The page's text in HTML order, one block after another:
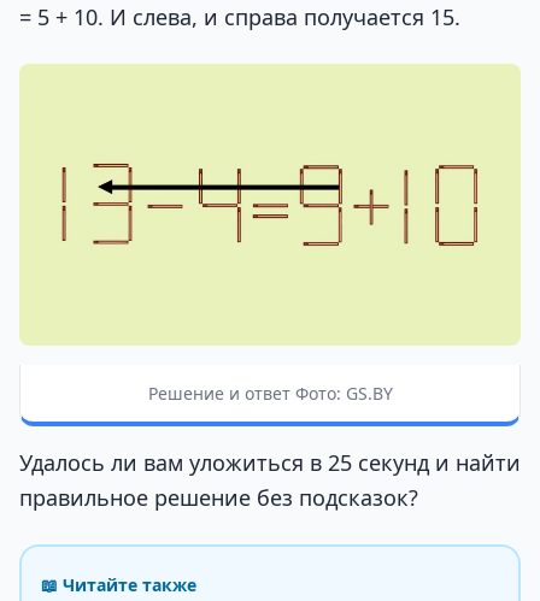
= 5 + 10. И слева, и справа получается 15.
Решение и ответ Фото: GS.BY
Удалось ли вам уложиться в 25 секунд и найти
правильное решение без подсказок?
📖 Читайте также